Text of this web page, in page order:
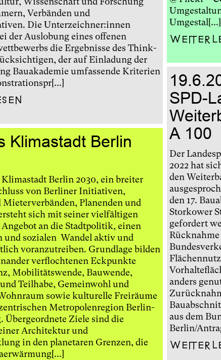
Verbänden und
Die Unterzeichner:innen
der Auslobung eines offenen
die Ergebnisse des Think-
der auf Einladung der
Bauakademie umfassende Kriterien
Klimastadt Berlin
Berlin 2030, ein breiter
von Berliner Initiativen,
Planenden und
sich mit seiner vielfältigen
an die Stadtpolitik, einen
und sozialen Wandel aktiv und
voranzutreiben. Grundlage bilden
verflochtenen Eckpunkte
Mobilitätswende, Bauwende,
Teilhabe, Gemeinwohl und
sowie kulturelle Freiräume
Metropolenregion Berlin-
Übergeordnete Ziele sind die
Architektur und
in den planetaren Grenzen, die
Umgestal[...]
SPD-
A 100
Der
2022 hat
den
den 17.
Storkower
gefordert
anders
aus dem
Berlin/